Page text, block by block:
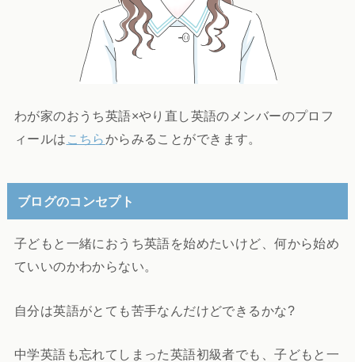
わが家のおうち英語×やり直し英語のメンバーのプロフ
ィールは こちらからみることができます。
ブログのコンセプト
子どもと一緒におうち英語を始めたいけど、何から始め
ていいのかわからない。
自分は英語がとても苦手なんだけどできるかな?
中学英語も忘れてしまった英語初級者でも、子どもと一